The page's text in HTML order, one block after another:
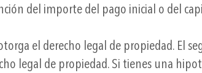
del importe del pago inicial o del
el derecho legal de propiedad. El
legal de propiedad. Si tienes una